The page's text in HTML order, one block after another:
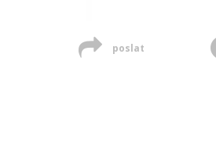
poslat